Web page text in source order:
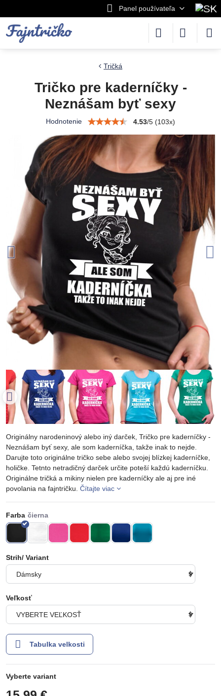
Panel používateľa
Tričká
Tričko pre kaderníčky -
Neznášam byť sexy
Hodnotenie 4.53/5 (103x)
Originálny narodeninový alebo iný darček, Tričko pre kaderníčky -
Neznášam byť sexy, ale som kaderníčka, takže inak to nejde.
Darujte toto originálne tričko sebe alebo svojej blízkej kaderníčke,
holičke. Tetnto netradičný darček určite poteší každú kaderníčku.
Originálne tričká a mikiny nielen pre kaderníčky ale aj pre iné
povolania na fajntričku. Čítajte viac
Farba
Strih/ Variant
Veľkosť
Tabulka velkosti
Vyberte variant